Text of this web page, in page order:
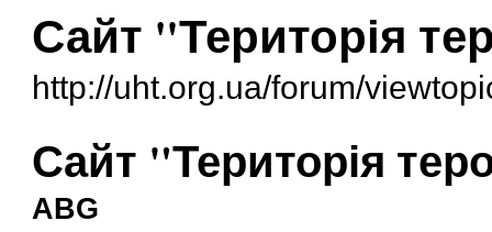
Сайт "Територія
http://uht.org.ua/forum/
Сайт "Територія
ABG